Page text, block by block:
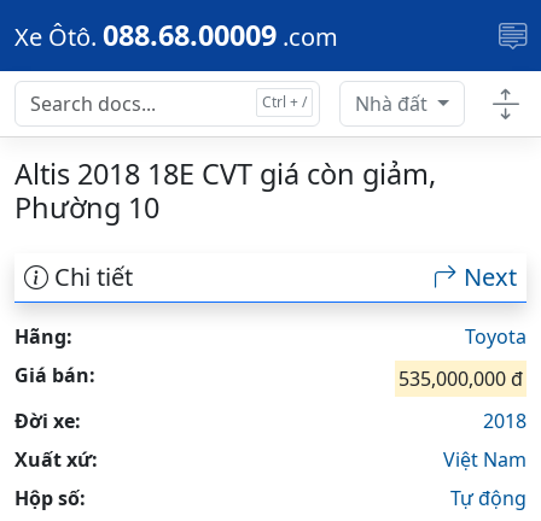
Skip to main content
Xe Ôtô. 088.68.00009 .com
Nhà đất
Altis 2018 18E CVT giá còn giảm,
Phường 10
Chi tiết Next
Hãng:
Toyota
Giá bán:
535,000,000 đ
Đời xe:
2018
Xuất xứ:
Việt Nam
Hộp số:
Tự động